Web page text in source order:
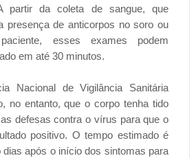
partir da coleta de sangue, que
presença de anticorpos no soro ou
esses exames podem
em até 30 minutos.
Nacional de Vigilância Sanitária
no entanto, que o corpo tenha tido
defesas contra o vírus para que o
positivo. O tempo estimado é
dias após o início dos sintomas para